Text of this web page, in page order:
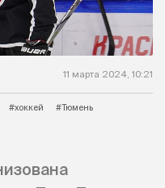
11 марта 2024, 10:21
#хоккей
#Тюмень